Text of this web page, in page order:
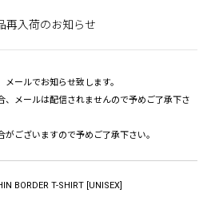
再入荷のお知らせ
ールでお知らせ致します。
、メールは配信されませんので予めご了承下さ
ございますので予めご了承下さい。
BORDER T-SHIRT [UNISEX]